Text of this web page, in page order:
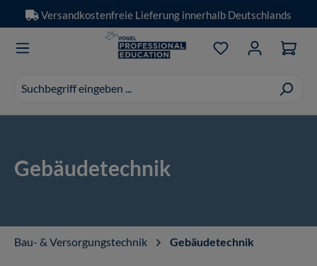
Zum Hauptinhalt springen
Versandkostenfreie Lieferung innerhalb Deutschlands
erscheinen
während
Du hast 0
Gebäudetechnik
Bau- & Versorgungstechnik Gebäudetechnik